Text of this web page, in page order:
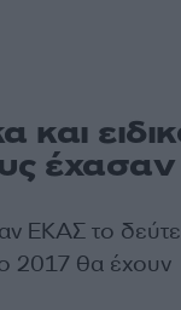
έχασαν
ΕΚΑΣ το
2017 θα έχουν